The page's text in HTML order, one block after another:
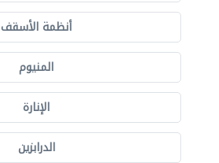
أنظمة الأسقف
المنيوم
الإنارة
الدرابزين